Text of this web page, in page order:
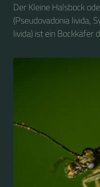
Der Kleine Halsbock
(Pseudovadonia livida,
livida) ist ein Bockkäfer